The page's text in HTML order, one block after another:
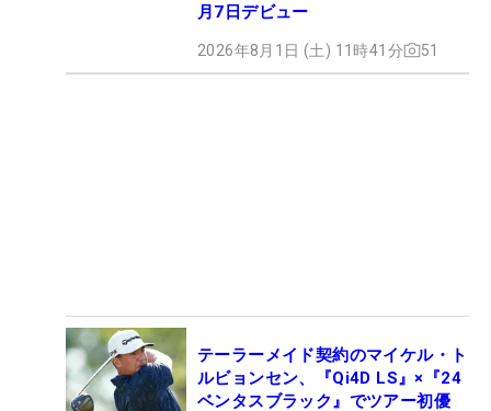
月7日デビュー
2026年8月1日 (土) 11時41分 51
テーラーメイド契約のマイケル・ト
ルビョンセン、『Qi4D LS』×『24
ベンタスブラック』でツアー初優